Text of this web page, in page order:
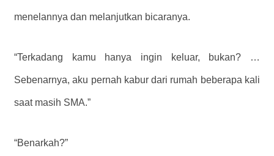
menelannya dan melanjutkan bicaranya.
“Terkadang kamu hanya ingin keluar, bukan? …
Sebenarnya, aku pernah kabur dari rumah beberapa kali
saat masih SMA.”
“Benarkah?”